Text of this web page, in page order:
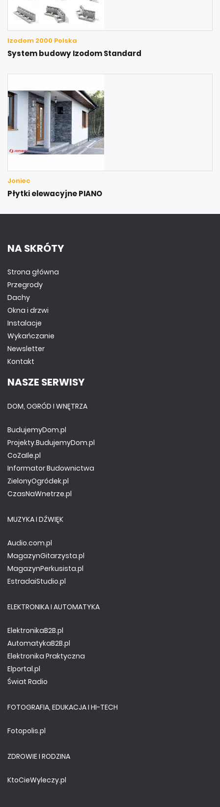
Izodom 2000 Polska
System budowy Izodom Standard
Joniec
Płytki elewacyjne PIANO
NA SKRÓTY
Strona główna
Przegrody
Dachy
Okna i drzwi
Instalacje
Wykańczanie
Newsletter
Kontakt
NASZE SERWISY
DOM, OGRÓD I WNĘTRZA
BudujemyDom.pl
Projekty.BudujemyDom.pl
CoZaIle.pl
Informator Budownictwa
ZielonyOgródek.pl
CzasNaWnetrze.pl
MUZYKA I DŹWIĘK
Audio.com.pl
MagazynGitarzysta.pl
MagazynPerkusista.pl
EstradaiStudio.pl
ELEKTRONIKA I AUTOMATYKA
ElektronikaB2B.pl
AutomatykaB2B.pl
Elektronika Praktyczna
Elportal.pl
Świat Radio
FOTOGRAFIA, EDUKACJA I HI-TECH
Fotopolis.pl
ZDROWIE I RODZINA
KtoCieWyleczy.pl